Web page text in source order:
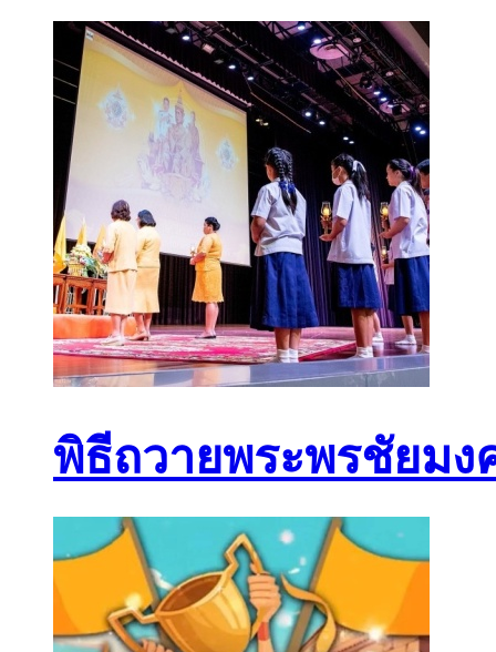
พิธีถวายพระพรชัยมง